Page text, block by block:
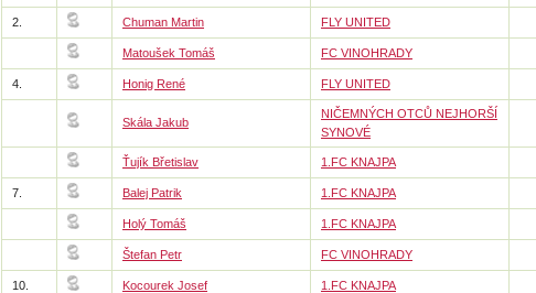
2. Chuman Martin FLY UNITED
Matoušek Tomáš FC VINOHRADY
4. Honig René FLY UNITED
Skála Jakub
NIČEMNÝCH OTCŮ NEJHORŠÍ
SYNOVÉ
Ťujík Břetislav 1.FC KNAJPA
7. Balej Patrik 1.FC KNAJPA
Holý Tomáš 1.FC KNAJPA
Štefan Petr FC VINOHRADY
10. Kocourek Josef 1.FC KNAJPA